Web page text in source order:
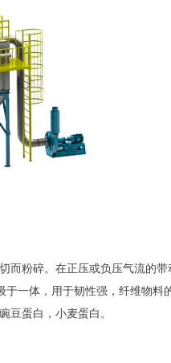
而粉碎。在正压或负压气流的
一体，用于韧性强，纤维物料
豆蛋白，小麦蛋白。